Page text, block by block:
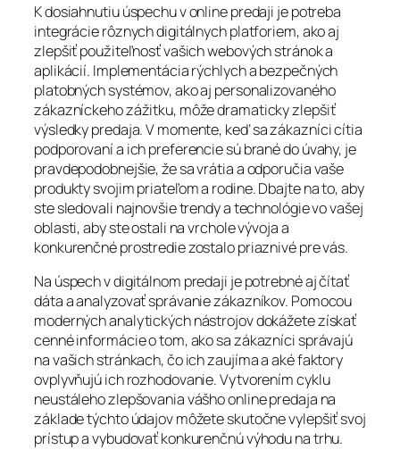
K dosiahnutiu úspechu v online predaji je potreba
integrácie rôznych digitálnych platforiem, ako aj
zlepšiť použiteľnosť vašich webových stránok a
aplikácií. Implementácia rýchlych a bezpečných
platobných systémov, ako aj personalizovaného
zákazníckeho zážitku, môže dramaticky zlepšiť
výsledky predaja. V momente, keď sa zákazníci cítia
podporovaní a ich preferencie sú brané do úvahy, je
pravdepodobnejšie, že sa vrátia a odporučia vaše
produkty svojim priateľom a rodine. Dbajte na to, aby
ste sledovali najnovšie trendy a technológie vo vašej
oblasti, aby ste ostali na vrchole vývoja a
konkurenčné prostredie zostalo priaznivé pre vás.
Na úspech v digitálnom predaji je potrebné aj čítať
dáta a analyzovať správanie zákazníkov. Pomocou
moderných analytických nástrojov dokážete získať
cenné informácie o tom, ako sa zákazníci správajú
na vašich stránkach, čo ich zaujíma a aké faktory
ovplyvňujú ich rozhodovanie. Vytvorením cyklu
neustáleho zlepšovania vášho online predaja na
základe týchto údajov môžete skutočne vylepšiť svoj
prístup a vybudovať konkurenčnú výhodu na trhu.